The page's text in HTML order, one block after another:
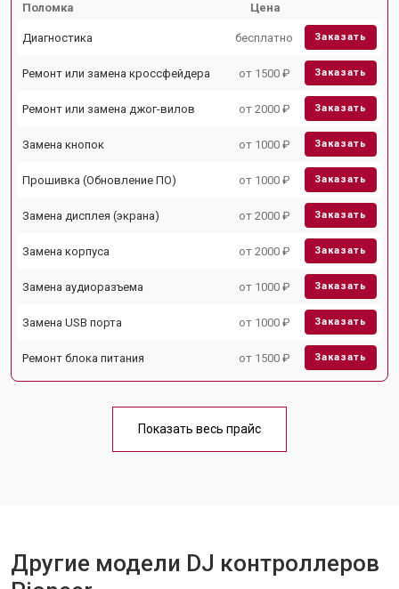
Поломка Цена
Диагностика бесплатно Заказать
Ремонт или замена кроссфейдера от 1500 ₽ Заказать
Ремонт или замена джог-вилов от 2000 ₽ Заказать
Замена кнопок от 1000 ₽ Заказать
Прошивка (Обновление ПО) от 1000 ₽ Заказать
Замена дисплея (экрана) от 2000 ₽ Заказать
Замена корпуса от 2000 ₽ Заказать
Замена аудиоразъема от 1000 ₽ Заказать
Замена USB порта от 1000 ₽ Заказать
Ремонт блока питания от 1500 ₽ Заказать
Показать весь прайс
Другие модели DJ контроллеров